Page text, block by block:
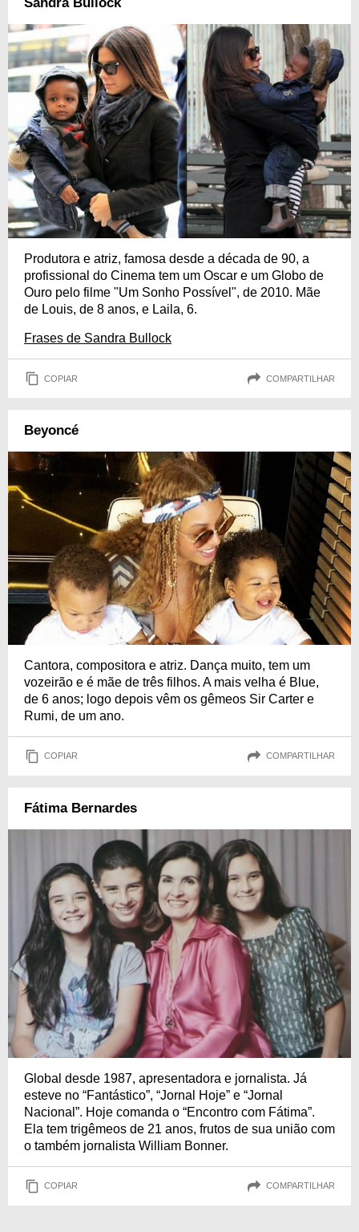
Produtora e atriz, famosa desde a década de 90, a
profissional do Cinema tem um Oscar e um Globo de
Ouro pelo filme "Um Sonho Possível", de 2010. Mãe
de Louis, de 8 anos, e Laila, 6.
Frases de Sandra Bullock
COPIAR COMPARTILHAR
Beyoncé
Cantora, compositora e atriz. Dança muito, tem um
vozeirão e é mãe de três filhos. A mais velha é Blue,
de 6 anos; logo depois vêm os gêmeos Sir Carter e
Rumi, de um ano.
COPIAR COMPARTILHAR
Fátima Bernardes
Global desde 1987, apresentadora e jornalista. Já
esteve no “Fantástico”, “Jornal Hoje” e “Jornal
Nacional”. Hoje comanda o “Encontro com Fátima”.
Ela tem trigêmeos de 21 anos, frutos de sua união com
o também jornalista William Bonner.
COPIAR COMPARTILHAR